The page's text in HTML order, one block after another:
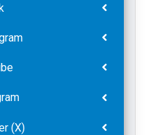
(X)